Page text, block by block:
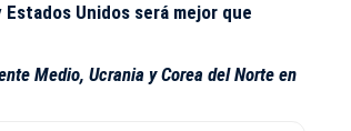
Unidos será mejor que
Medio, Ucrania y Corea del Norte en